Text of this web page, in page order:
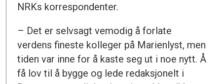
NRKs korrespondenter.
– Det er selvsagt vemodig å forlate
verdens fineste kolleger på Marienlyst, men
tiden var inne for å kaste seg ut i noe nytt. Å
få lov til å bygge og lede redaksjonelt i